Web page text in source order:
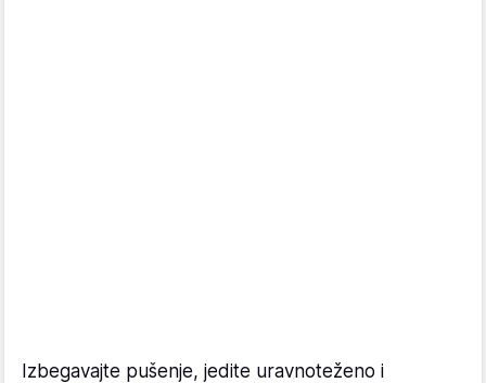
Izbegavajte pušenje, jedite uravnoteženo i